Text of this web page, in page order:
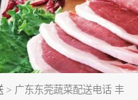
> 广东东莞蔬菜配送电话 丰
肉配送
材配送
业工厂食堂承包